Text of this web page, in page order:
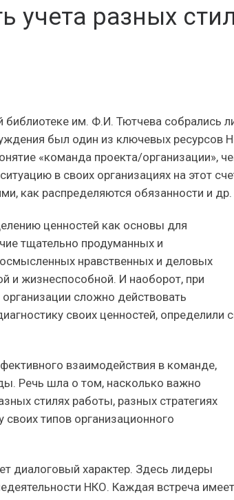
учета разных
библиотеке им. Ф.И. Тютчева собрались
был один из ключевых ресурсов
«команда проекта/организации»,
в своих организациях на этот
как распределяются обязанности и др.
ценностей как основы для
тщательно продуманных и
нравственных и деловых
и жизнеспособной. И наоборот, при
организации сложно действовать
своих ценностей, определили
взаимодействия в команде,
Речь шла о том, насколько важно
стилях работы, разных стратегиях
типов организационного
диалоговый характер. Здесь лидеры
НКО. Каждая встреча